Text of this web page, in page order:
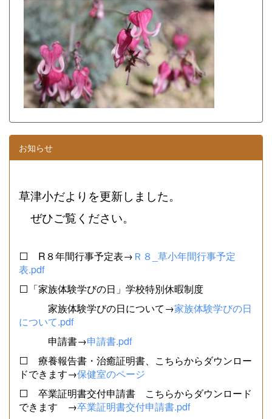
お知らせ
草津小だよりを更新しました。
ぜひご覧ください。
⬜ R８年間行事予定表→ Ｒ８_草小年間行事予定
表.pdf
⬜「家族体験学びの日」学校特別休暇制度
家族体験学びの日について→家族体験学びの日
について.pdf
申請書→申請書.pdf
⬜ 療養報告書・治癒証明書、こちらからダウンロー
ドできます→保健室のページ
⬜ 卒業証明書交付申請書 こちらからダウンロード
できます →卒業証明書交付申請書.pdf